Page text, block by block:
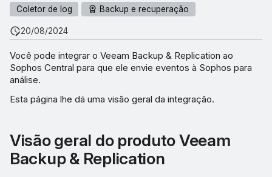
Português
中文（繁體）
Coletor de log Backup e recuperação
20/08/2024
Você pode integrar o Veeam Backup & Replication ao
Sophos Central para que ele envie eventos à Sophos para
análise.
Esta página lhe dá uma visão geral da integração.
Visão geral do produto Veeam
Backup & Replication